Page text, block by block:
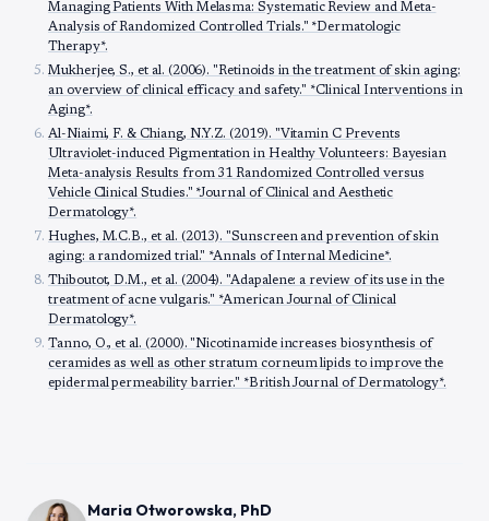
Managing Patients With Melasma: Systematic Review and Meta-
Analysis of Randomized Controlled Trials." *Dermatologic
Therapy*.
Mukherjee, S., et al. (2006). "Retinoids in the treatment of skin aging:
an overview of clinical efficacy and safety." *Clinical Interventions in
Aging*.
Al-Niaimi, F. & Chiang, N.Y.Z. (2019). "Vitamin C Prevents
Ultraviolet-induced Pigmentation in Healthy Volunteers: Bayesian
Meta-analysis Results from 31 Randomized Controlled versus
Vehicle Clinical Studies." *Journal of Clinical and Aesthetic
Dermatology*.
Hughes, M.C.B., et al. (2013). "Sunscreen and prevention of skin
aging: a randomized trial." *Annals of Internal Medicine*.
Thiboutot, D.M., et al. (2004). "Adapalene: a review of its use in the
treatment of acne vulgaris." *American Journal of Clinical
Dermatology*.
Tanno, O., et al. (2000). "Nicotinamide increases biosynthesis of
ceramides as well as other stratum corneum lipids to improve the
epidermal permeability barrier." *British Journal of Dermatology*.
Maria Otworowska, PhD